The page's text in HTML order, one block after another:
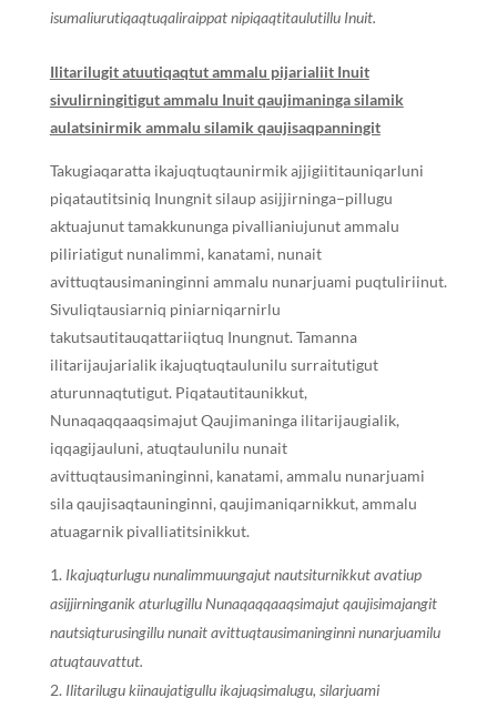
isumaliurutiqaqtuqaliraippat nipiqaqtitaulutillu Inuit.
Ilitarilugit atuutiqaqtut ammalu pijarialiit Inuit
sivulirningitigut ammalu Inuit qaujimaninga silamik
aulatsinirmik ammalu silamik qaujisaqpanningit
Takugiaqaratta ikajuqtuqtaunirmik ajjigiititauniqarluni
piqatautitsiniq Inungnit silaup asijjirninga−pillugu
aktuajunut tamakkununga pivallianiujunut ammalu
piliriatigut nunalimmi, kanatami, nunait
avittuqtausimaninginni ammalu nunarjuami puqtuliriinut.
Sivuliqtausiarniq piniarniqarnirlu
takutsautitauqattariiqtuq Inungnut. Tamanna
ilitarijaujarialik ikajuqtuqtaulunilu surraitutigut
aturunnaqtutigut. Piqatautitaunikkut,
Nunaqaqqaaqsimajut Qaujimaninga ilitarijaugialik,
iqqagijauluni, atuqtaulunilu nunait
avittuqtausimaninginni, kanatami, ammalu nunarjuami
sila qaujisaqtauninginni, qaujimaniqarnikkut, ammalu
atuagarnik pivalliatitsinikkut.
Ikajuqturlugu nunalimmuungajut nautsiturnikkut avatiup
asijjirninganik aturlugillu Nunaqaqqaaqsimajut qaujisimajangit
nautsiqturusingillu nunait avittuqtausimaninginni nunarjuamilu
atuqtauvattut.
Ilitarilugu kiinaujatigullu ikajuqsimalugu, silarjuami